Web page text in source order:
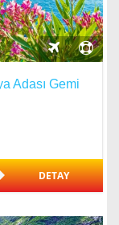
Adası Gemi
DETAY